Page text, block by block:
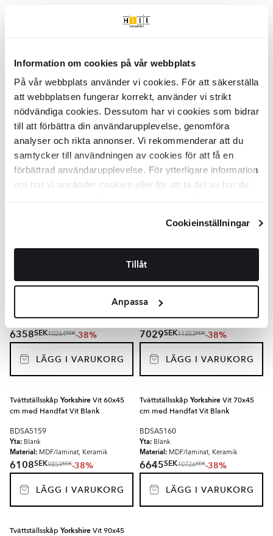
Information om cookies på vår webbplats
På vår webbplats använder vi cookies. För att säkerställa
att webbplatsen fungerar korrekt, använder vi strikt
nödvändiga cookies. Dessutom har vi cookies som bidrar
till att förbättra din användarupplevelse, genomföra
analyser och rikta annonser. Vi rekommenderar att du
samtycker till användningen av cookies för att få en
förbättrad användarupplevelse. För ytterligare information
om hur vi använder cookies eller för att ta del av hur du
Cookieinställningar
Tillåt
Anpassa
Material:Spegel, MDF/laminat
LÄGG I VARUKORG
Material:Spegel, MDF/laminat
SEK
LÄGG I VARUKORG
SpegelYorkshireVit 70x90 cm
BDSA5120
Yta: Blank
TvättställsskåpYorkshireVit 55x44
cm med Handfat Vit Blank
BDSA5156
Yta: Blank
LÄGG I VARUKORG
cm med Handfat Vit Blank
6358SEK10264SEK-38%
LÄGG I VARUKORG
Tvättställsskåp
cm med Handfat Vit Blank
BDSA5158
7029SEK11353SEK-38%
LÄGG I VARUKORG
Tvättställsskåp YorkshireVit 60x45
cm med Handfat Vit Blank
BDSA5159
Yta: Blank
Material: MDF/laminat, Keramik
6108SEK9859SEK-38%
LÄGG I VARUKORG
Tvättställsskåp YorkshireVit 70x45
cm med Handfat Vit Blank
BDSA5160
Yta: Blank
Material: MDF/laminat, Keramik
6645SEK10726SEK-38%
LÄGG I VARUKORG
Tvättställsskåp YorkshireVit 90x45